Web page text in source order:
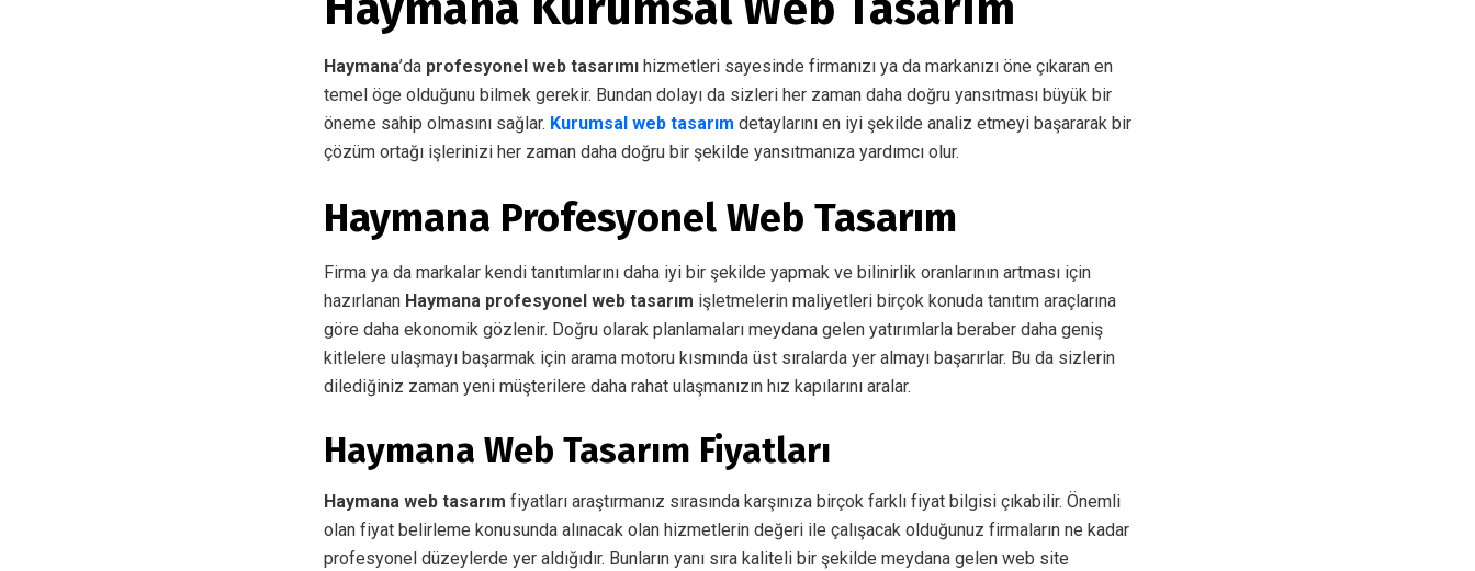
Haymana’da profesyonel web tasarımı hizmetleri sayesinde firmanızı ya da markanızı öne çıkaran en
temel öge olduğunu bilmek gerekir. Bundan dolayı da sizleri her zaman daha doğru yansıtması büyük bir
öneme sahip olmasını sağlar. Kurumsal web tasarım detaylarını en iyi şekilde analiz etmeyi başararak bir
çözüm ortağı işlerinizi her zaman daha doğru bir şekilde yansıtmanıza yardımcı olur.
Haymana Profesyonel Web Tasarım
Firma ya da markalar kendi tanıtımlarını daha iyi bir şekilde yapmak ve bilinirlik oranlarının artması için
hazırlanan Haymana profesyonel web tasarım işletmelerin maliyetleri birçok konuda tanıtım araçlarına
göre daha ekonomik gözlenir. Doğru olarak planlamaları meydana gelen yatırımlarla beraber daha geniş
kitlelere ulaşmayı başarmak için arama motoru kısmında üst sıralarda yer almayı başarırlar. Bu da sizlerin
dilediğiniz zaman yeni müşterilere daha rahat ulaşmanızın hız kapılarını aralar.
Haymana Web Tasarım Fiyatları
Haymana web tasarım fiyatları araştırmanız sırasında karşınıza birçok farklı fiyat bilgisi çıkabilir. Önemli
olan fiyat belirleme konusunda alınacak olan hizmetlerin değeri ile çalışacak olduğunuz firmaların ne kadar
profesyonel düzeylerde yer aldığıdır. Bunların yanı sıra kaliteli bir şekilde meydana gelen web site